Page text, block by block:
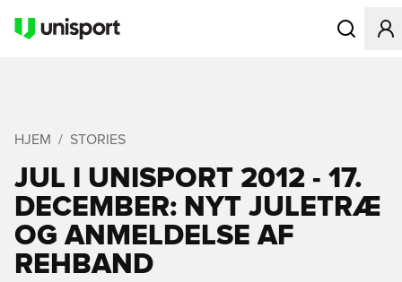
Åbner en
HJEM STORIES
JUL I UNISPORT 2012 - 17.
DECEMBER: NYT JULETRÆ
OG ANMELDELSE AF
REHBAND